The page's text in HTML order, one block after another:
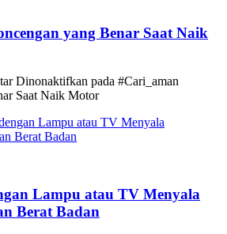
yang Benar Saat Naik
Dinonaktifkan pada #Cari_aman
Saat Naik Motor
Lampu atau TV Menyala
Berat Badan